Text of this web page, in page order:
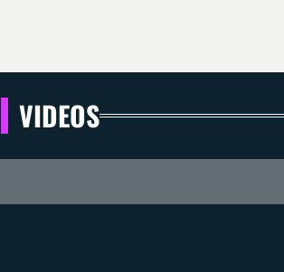
VIDEOS